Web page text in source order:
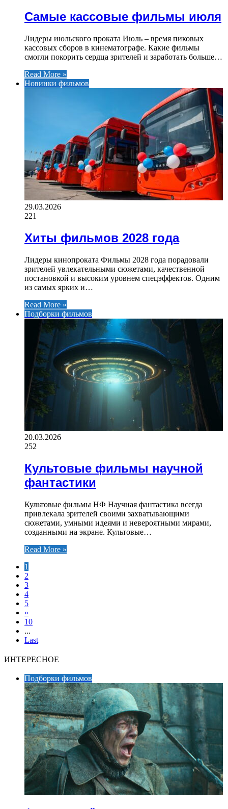
Самые кассовые фильмы июля
Лидеры июльского проката Июль – время пиковых
кассовых сборов в кинематографе. Какие фильмы
смогли покорить сердца зрителей и заработать больше…
Read More »
Новинки фильмов
29.03.2026
221
Хиты фильмов 2028 года
Лидеры кинопроката Фильмы 2028 года порадовали
зрителей увлекательными сюжетами, качественной
постановкой и высоким уровнем спецэффектов. Одним
из самых ярких и…
Read More »
Подборки фильмов
20.03.2026
252
Культовые фильмы научной
фантастики
Культовые фильмы НФ Научная фантастика всегда
привлекала зрителей своими захватывающими
сюжетами, умными идеями и невероятными мирами,
созданными на экране. Культовые…
Read More »
1
2
3
4
5
»
10
...
Last
ИНТЕРЕСНОЕ
Подборки фильмов